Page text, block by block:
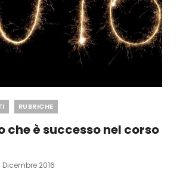
RUBRICHE
che è successo nel corso
Dicembre 2016